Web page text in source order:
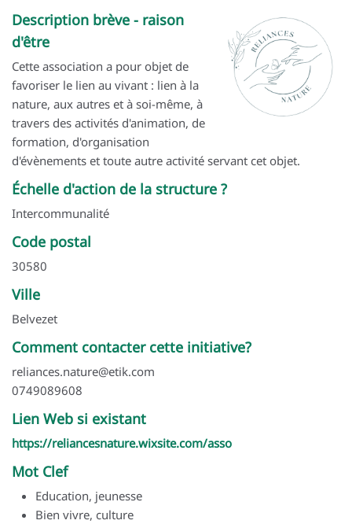
Description brève - raison
d'être
Cette association a pour objet de
favoriser le lien au vivant : lien à la
nature, aux autres et à soi-même, à
travers des activités d'animation, de
formation, d'organisation
d'évènements et toute autre activité servant cet objet.
Échelle d'action de la structure ?
Intercommunalité
Code postal
30580
Ville
Belvezet
Comment contacter cette initiative?
reliances.nature@etik.com
0749089608
Lien Web si existant
https://reliancesnature.wixsite.com/asso
Mot Clef
Education, jeunesse
Bien vivre, culture